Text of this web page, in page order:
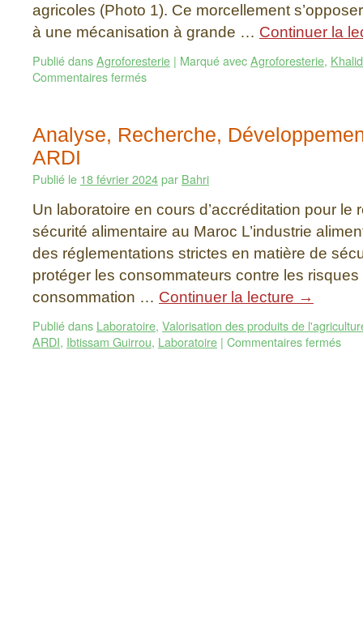
agricoles (Photo 1). Ce morcellement
à une mécanisation à grande … Continuer la
Publié dansAgroforesterie | Marqué avecAgroforesterie,
Commentaires fermés
Analyse, Recherche,
ARDI
Publié le 18 février 2024par Bahri
Un laboratoire en cours d’accréditation pour le
sécurité alimentaire au Maroc L’industrie
des réglementations strictes en matière de
protéger les consommateurs contre les
consommation … Continuer la lecture →
Publié dans Laboratoire, Valorisation des produits de
ARDI, Ibtissam Guirrou, Laboratoire | Commentaires fermés